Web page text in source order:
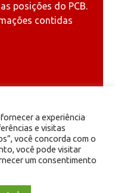
posições do PCB.
contidas
a experiência
e visitas
você concorda com o
você pode visitar
um consentimento